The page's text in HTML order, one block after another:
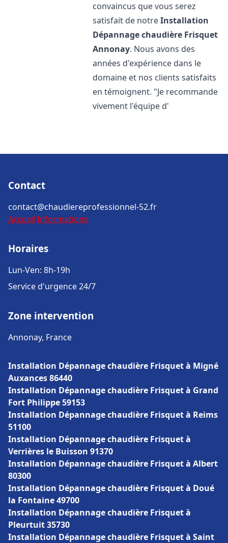
convaincus que vous serez
satisfait de notreInstallation
Dépannage chaudière Frisquet
Annonay. Nous avons des
années d'expérience dans le
domaine et nos clients satisfaits
en témoignent. "Je recommande
vivement l'équipe d'
Contact
contact@chaudiereprofessionnel-52.fr
Accueil Informations
Horaires
Lun-Ven: 8h-19h
Service d'urgence 24/7
Zone intervention
Annonay, France
Installation Dépannage chaudière Frisquet à Migné
Auxances 86440
Installation Dépannage chaudière Frisquet à Grand
Fort Philippe 59153
Installation Dépannage chaudière Frisquet à Reims
51100
Installation Dépannage chaudière Frisquet à
Verrières le Buisson 91370
Installation Dépannage chaudière Frisquet à Albert
80300
Installation Dépannage chaudière Frisquet à Doué
la Fontaine 49700
Installation Dépannage chaudière Frisquet à
Pleurtuit 35730
Installation Dépannage chaudière Frisquet à Saint